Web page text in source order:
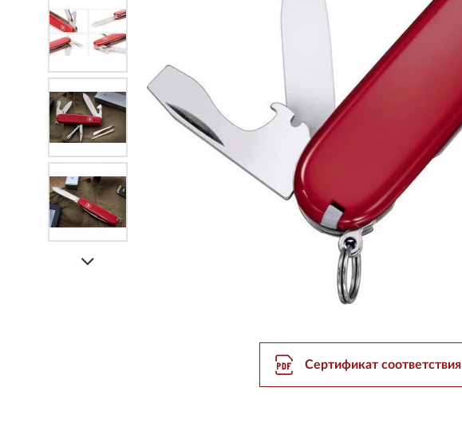
Сертификат соответствия